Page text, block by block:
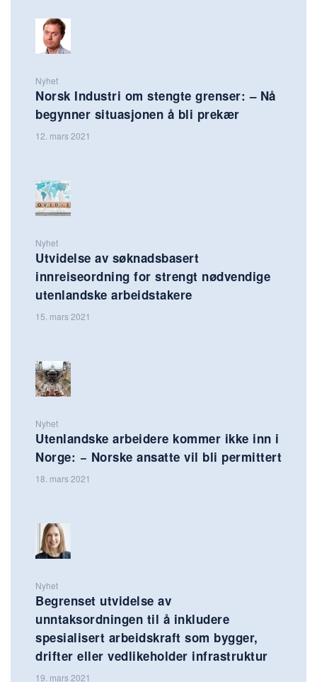
Nyhet
Norsk Industri om stengte grenser: – Nå
begynner situasjonen å bli prekær
12. mars 2021
Nyhet
Utvidelse av søknadsbasert
innreiseordning for strengt nødvendige
utenlandske arbeidstakere
15. mars 2021
Nyhet
Utenlandske arbeidere kommer ikke inn i
Norge: − Norske ansatte vil bli permittert
18. mars 2021
Nyhet
Begrenset utvidelse av
unntaksordningen til å inkludere
spesialisert arbeidskraft som bygger,
drifter eller vedlikeholder infrastruktur
19. mars 2021